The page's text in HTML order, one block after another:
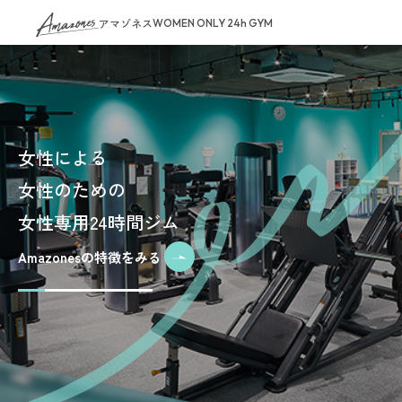
アマゾネスWOMEN ONLY 24h GYM
女性による
女性のための
女性専用24時間ジム
Amazonesの特徴をみる